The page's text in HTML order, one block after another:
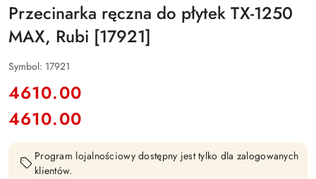
Przecinarka ręczna do płytek TX-1250
MAX, Rubi [17921]
Symbol: 17921
cena:
4610.00
Cena:
4610.00
Program lojalnościowy dostępny jest tylko dla zalogowanych
klientów.